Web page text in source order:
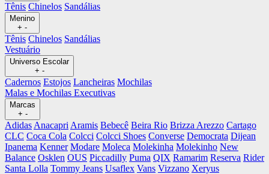
Tênis Chinelos Sandálias
Menino
+ -
Tênis Chinelos Sandálias
Vestuário
Universo Escolar
+ -
Cadernos Estojos Lancheiras Mochilas
Malas e Mochilas Executivas
Marcas
+ -
Adidas Anacapri Aramis Bebecê Beira Rio Brizza Arezzo Cartago
CLC Coca Cola Colcci Colcci Shoes Converse Democrata Dijean
Ipanema Kenner Modare Moleca Molekinha Molekinho New
Balance Osklen OUS Piccadilly Puma QIX Ramarim Reserva Rider
Santa Lolla Tommy Jeans Usaflex Vans Vizzano Xeryus